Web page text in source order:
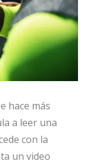
hace más
a leer una
con la
un video